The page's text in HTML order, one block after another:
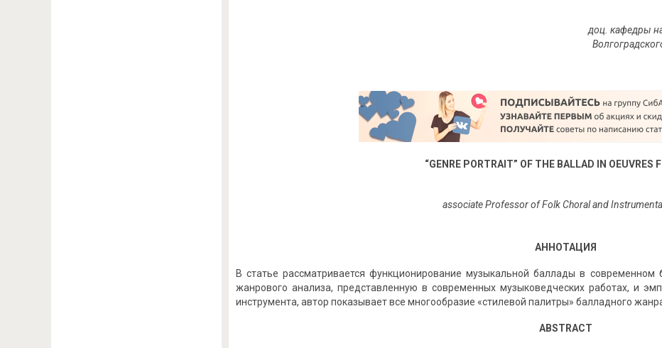
доц. кафедры
“GENRE PORTRAIT” OF THE BALLAD IN OEUVRES
associate Professor of Folk Choral and
АННОТАЦИЯ
В статье рассматривается функционирование музыкальной баллады в
жанрового анализа, представленную в современных музыковедческих работах, и
инструмента, автор показывает все многообразие «стилевой палитры» балладного
ABSTRACT